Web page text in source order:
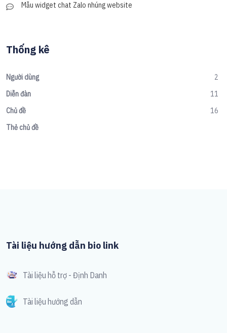
Mẫu widget chat Zalo nhúng website
Thống kê
Người dùng
2
Diễn đàn
11
Chủ đề
16
Thẻ chủ đề
Tài liệu hướng dẫn bio link
Tài liệu hỗ trợ - Định Danh
Tài liệu hướng dẫn